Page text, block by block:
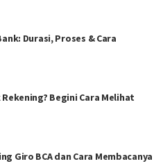
Durasi, Proses & Cara
Begini Cara Melihat
Giro BCA dan Cara Membacanya